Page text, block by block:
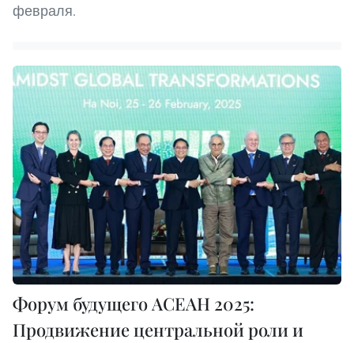
февраля.
Форум будущего АСЕАН 2025:
Продвижение центральной роли и